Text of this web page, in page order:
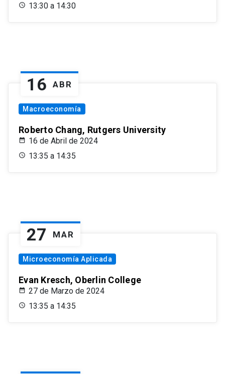
13:30 a 14:30
16 ABR
Macroeconomía
Roberto Chang, Rutgers University
16 de Abril de 2024
13:35 a 14:35
27 MAR
Microeconomía Aplicada
Evan Kresch, Oberlin College
27 de Marzo de 2024
13:35 a 14:35